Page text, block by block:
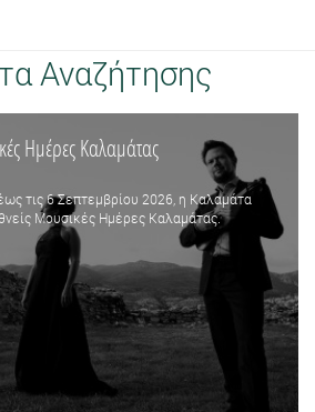
Αναζήτησης
Ημέρες Καλαμάτας
τις 6 Σεπτεμβρίου 2026, η Καλαμάτα
Μουσικές Ημέρες Καλαμάτας.